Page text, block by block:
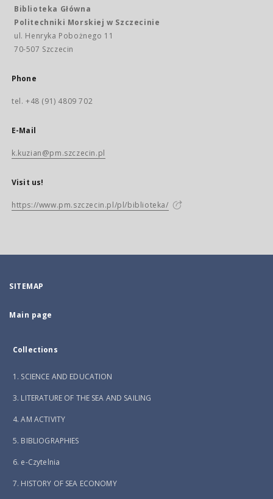
Biblioteka Główna
Politechniki Morskiej w Szczecinie
ul. Henryka Pobożnego 11
70-507 Szczecin
Phone
tel. +48 (91) 4809 702
E-Mail
k.kuzian@pm.szczecin.pl
Visit us!
https://www.pm.szczecin.pl/pl/biblioteka/
SITEMAP
Main page
Collections
1. SCIENCE AND EDUCATION
3. LITERATURE OF THE SEA AND SAILING
4. AM ACTIVITY
5. BIBLIOGRAPHIES
6. e-Czytelnia
7. HISTORY OF SEA ECONOMY